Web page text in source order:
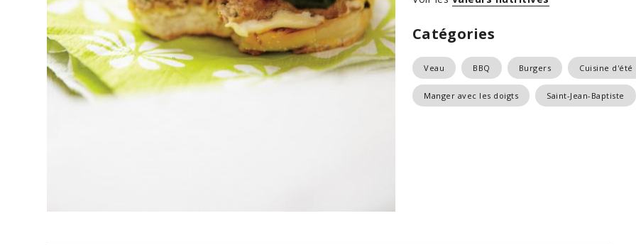
Catégories
Veau BBQ Burgers Cuisine d'été
Manger avec les doigts Saint-Jean-Baptiste